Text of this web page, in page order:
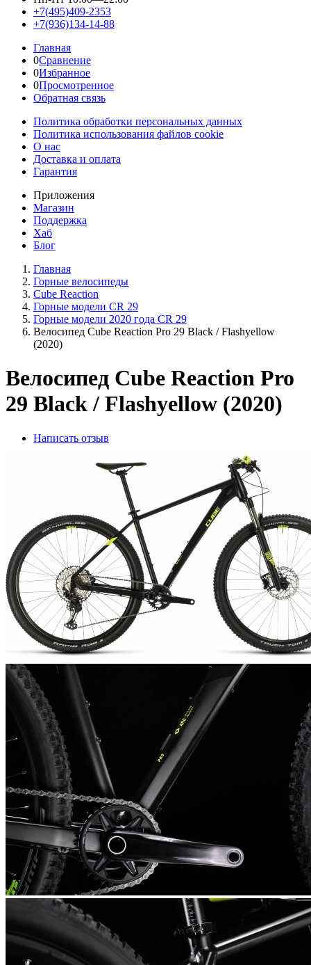
+7(495)409-2353
+7(936)134-14-88
Главная
0Сравнение
0Избранное
0Просмотренное
Обратная связь
Политика обработки персональных данных
Политика использования файлов cookie
О нас
Доставка и оплата
Гарантия
Приложения
Магазин
Поддержка
Хаб
Блог
Главная
Горные велосипеды
Cube Reaction
Горные модели CR 29
Горные модели 2020 года CR 29
Велосипед Cube Reaction Pro 29 Black / Flashyellow
(2020)
Велосипед Cube Reaction Pro
29 Black / Flashyellow (2020)
Написать отзыв